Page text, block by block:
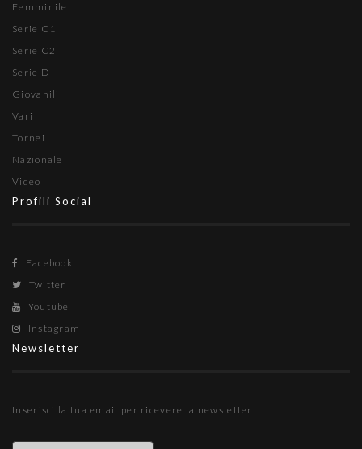
Femminile
Serie C1
Serie C2
Serie D
Giovanili
Vari
Tornei
Nazionale
Video
Profili Social
Facebook
Twitter
Youtube
Instagram
Newsletter
Inserisci la tua email per ricevere la newsletter